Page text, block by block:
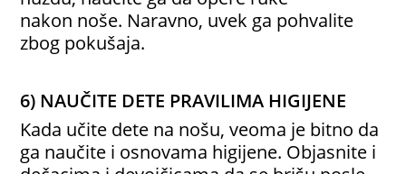
nakon noše. Naravno, uvek ga pohvalite
zbog pokušaja.
6) NAUČITE DETE PRAVILIMA HIGIJENE
Kada učite dete na nošu, veoma je bitno da
ga naučite i osnovama higijene. Objasnite i